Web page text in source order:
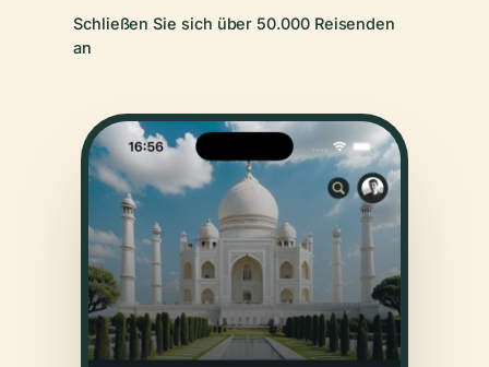
Schließen Sie sich über 50.000 Reisenden
an